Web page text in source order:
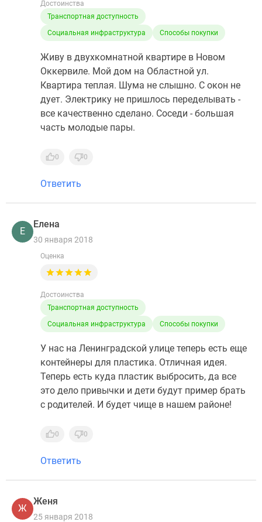
Достоинства
Транспортная доступность
Социальная инфраструктура
Способы покупки
Живу в двухкомнатной квартире в Новом
Оккервиле. Мой дом на Областной ул.
Квартира теплая. Шума не слышно. С окон не
дует. Электрику не пришлось переделывать -
все качественно сделано. Соседи - большая
часть молодые пары.
0 0
Ответить
Е
Елена
30 января 2018
Оценка
Достоинства
Транспортная доступность
Социальная инфраструктура
Способы покупки
У нас на Ленинградской улице теперь есть еще
контейнеры для пластика. Отличная идея.
Теперь есть куда пластик выбросить, да все
это дело привычки и дети будут пример брать
с родителей. И будет чище в нашем районе!
0 0
Ответить
Ж
Женя
25 января 2018